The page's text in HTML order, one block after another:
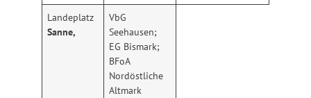
Landeplatz
Sanne,
VbG
Seehausen;
EG Bismark;
BFoA
Nordöstliche
Altmark